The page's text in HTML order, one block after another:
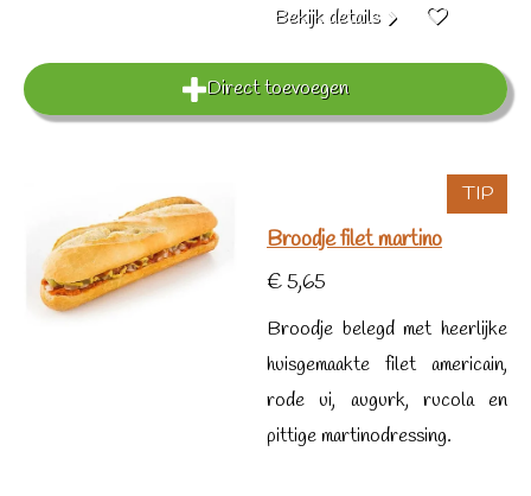
Bekijk details
Direct toevoegen
TIP
Broodje filet martino
€ 5,65
Broodje belegd met heerlijke
huisgemaakte filet americain,
rode ui, augurk, rucola en
pittige martinodressing.